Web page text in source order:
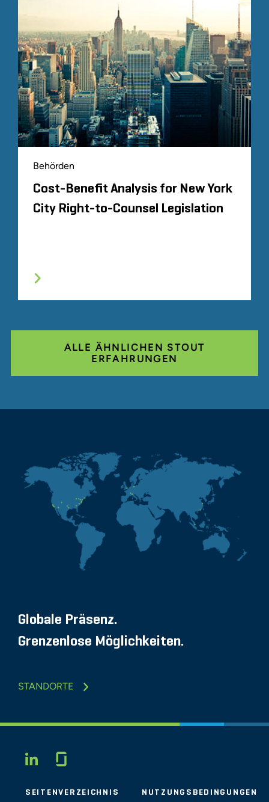
Behörden
Cost-Benefit Analysis for New York
City Right-to-Counsel Legislation
ALLE ÄHNLICHEN STOUT
ERFAHRUNGEN
Globale Präsenz.
Grenzenlose Möglichkeiten.
STANDORTE
LINKEDIN
SEITENVERZEICHNIS NUTZUNGSBEDINGUNGEN